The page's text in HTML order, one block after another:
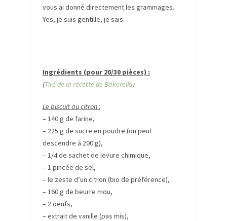
vous ai donné directement les grammages.
Yes, je suis gentille, je sais.
Ingrédients (pour 20/30 pièces) :
(Tiré de la recette de Bakerella)
Le biscuit au citron :
– 140 g de farine,
– 225 g de sucre en poudre (on peut
descendre à 200 g),
– 1/4 de sachet de levure chimique,
– 1 pincée de sel,
– le zeste d’un citron (bio de préférence),
– 160 g de beurre mou,
– 2 oeufs,
– extrait de vanille (pas mis),